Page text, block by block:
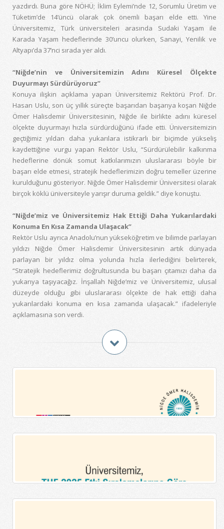
yazdırdı. Buna göre NÖHÜ; İklim Eylemi’nde 12, Sorumlu Üretim ve
Tüketim’de 14’üncü olarak çok önemli başarı elde etti. Yine
Üniversitemiz, Türk üniversiteleri arasında Sudaki Yaşam ile
Karada Yaşam hedeflerinde 30’uncu olurken, Sanayi, Yenilik ve
Altyapı’da 37’nci sırada yer aldı.
“Niğde’nin ve Üniversitemizin Adını Küresel Ölçekte
Duyurmayı Sürdürüyoruz”
Konuya ilişkin açıklama yapan Üniversitemiz Rektörü Prof. Dr.
Hasan Uslu, son üç yıllık süreçte başarıdan başarıya koşan Niğde
Ömer Halisdemir Üniversitesinin, Niğde ile birlikte adını küresel
ölçekte duyurmayı hızla sürdürdüğünü ifade etti. Üniversitemizin
geçtiğimiz yıldan daha yukarılara istikrarlı bir biçimde yükseliş
kaydettiğine vurgu yapan Rektör Uslu, “Sürdürülebilir kalkınma
hedeflerine dönük somut katkılarımızın uluslararası böyle bir
başarı elde etmesi, stratejik hedeflerimizin doğru temeller üzerine
kurulduğunu gösteriyor. Niğde Ömer Halisdemir Üniversitesi olarak
birçok köklü üniversiteyle yarışır duruma geldik.” diye konuştu.
“Niğde’miz ve Üniversitemiz Hak Ettiği Daha Yukarılardaki
Konuma En Kısa Zamanda Ulaşacak”
Rektör Uslu ayrıca Anadolu’nun yükseköğretim ve bilimde parlayan
yıldızı Niğde Ömer Halisdemir Üniversitesinin artık dünyada
parlayan bir yıldız olma yolunda hızla ilerlediğini belirterek,
“Stratejik hedeflerimiz doğrultusunda bu başarı çıtamızı daha da
yukarıya taşıyacağız. İnşallah Niğde’miz ve Üniversitemiz, ulusal
düzeyde olduğu gibi uluslararası ölçekte de hak ettiği daha
yukarılardaki konuma en kısa zamanda ulaşacak.” ifadeleriyle
açıklamasına son verdi.